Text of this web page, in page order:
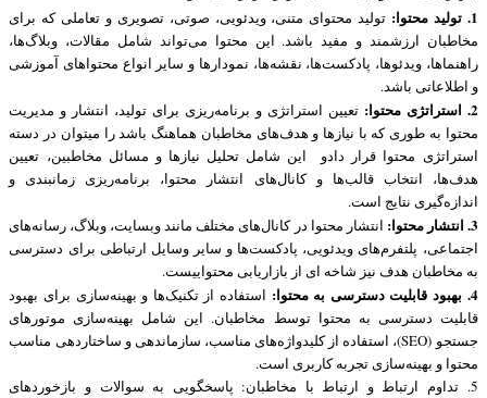
1. تولید محتوا:
تولید محتوای متنی، ویدئویی، صوتی، تصویری و تعاملی که برای
مخاطبان ارزشمند و مفید باشد. این محتوا می‌تواند شامل مقالات، وبلاگ‌ها،
راهنماها، ویدئوها، پادکست‌ها، نقشه‌ها، نمودارها و سایر انواع محتواهای آموزشی
و اطلاعاتی باشد.
2. استراتژی محتوا:
تعیین استراتژی و برنامه‌ریزی برای تولید، انتشار و مدیریت
محتوا به طوری که با نیازها و هدف‌های مخاطبان هماهنگ باشد را میتوان در دسته
استراتژی محتوا قرار دادو این شامل تحلیل نیازها و مسائل مخاطبین، تعیین
هدف‌ها، انتخاب قالب‌ها و کانال‌های انتشار محتوا، برنامه‌ریزی زمانبندی و
اندازه‌گیری نتایج است.
3. انتشار محتوا:
انتشار محتوا در کانال‌های مختلف مانند وبسایت، وبلاگ، رسانه‌های
اجتماعی، پلتفرم‌های ویدئویی، پادکست‌ها و سایر وسایل ارتباطی برای دسترسی
به مخاطبان هدف نیز شاخه ای از بازاریابی محتواییست.
4. بهبود قابلیت دسترسی به محتوا:
استفاده از تکنیک‌ها و بهینه‌سازی برای بهبود
قابلیت دسترسی به محتوا توسط مخاطبان. این شامل بهینه‌سازی موتورهای
جستجو (SEO)، استفاده از کلیدواژه‌های مناسب، سازماندهی و ساختاردهی مناسب
محتوا و بهینه‌سازی تجربه کاربری است.
5. تداوم ارتباط و ارتباط با مخاطبان: پاسخگویی به سوالات و بازخوردهای